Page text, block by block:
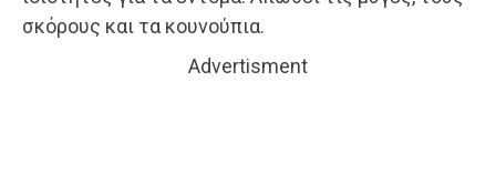
σκόρους και τα κουνούπια.
Advertisment